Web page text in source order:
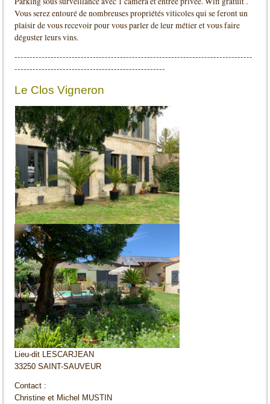
Vous serez entouré de nombreuses propriétés viticoles qui se feront un
plaisir de vous recevoir pour vous parler de leur métier et vous faire
déguster leurs vins.
-------------------------------------------------------------------------------
--------------------------------------------------
Le Clos Vigneron
Lieu-dit LESCARJEAN
33250 SAINT-SAUVEUR
Contact :
Christine et Michel MUSTIN